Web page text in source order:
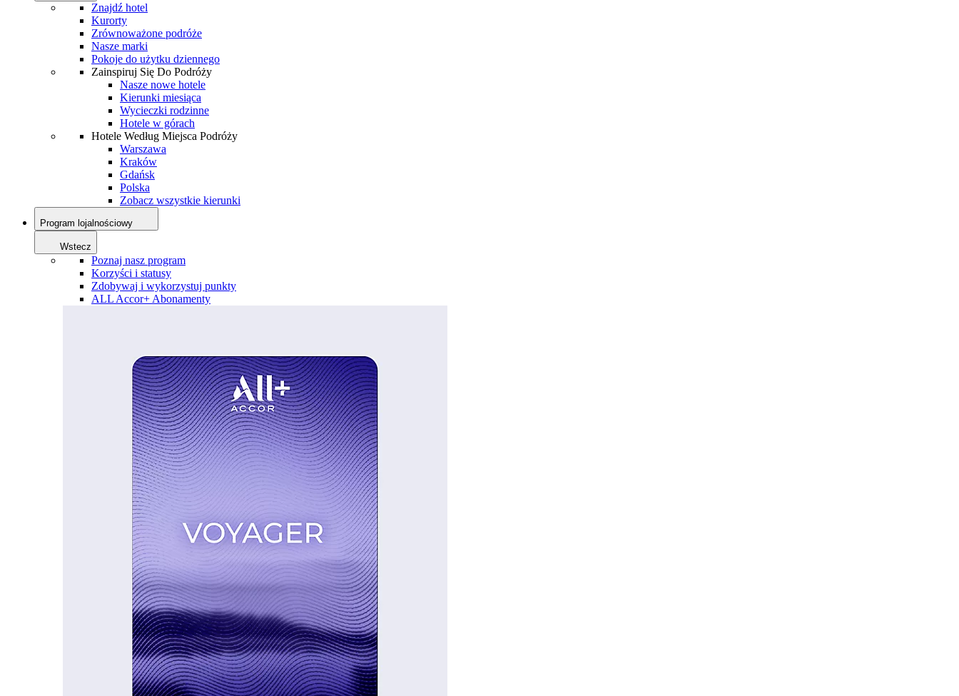
Znajdź hotel
Kurorty
Zrównoważone podróże
Nasze marki
Pokoje do użytku dziennego
Zainspiruj Się Do Podróży
Nasze nowe hotele
Kierunki miesiąca
Wycieczki rodzinne
Hotele w górach
Hotele Według Miejsca Podróży
Warszawa
Kraków
Gdańsk
Polska
Zobacz wszystkie kierunki
Program lojalnościowy
Wstecz
Poznaj nasz program
Korzyści i statusy
Zdobywaj i wykorzystuj punkty
ALL Accor+ Abonamenty